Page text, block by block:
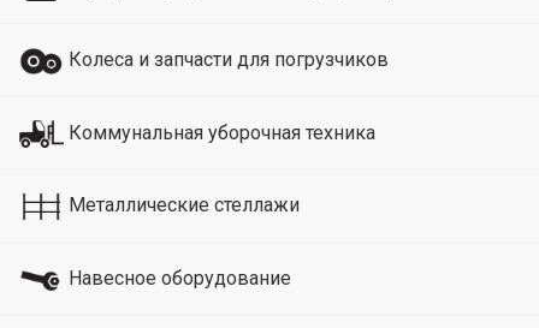
Колеса и запчасти для погрузчиков
Коммунальная уборочная техника
Металлические стеллажи
Навесное оборудование